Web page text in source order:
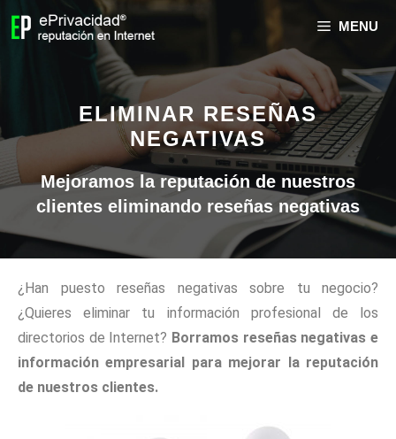
MENU
ELIMINAR RESEÑAS
NEGATIVAS
Mejoramos la reputación de nuestros
clientes eliminando reseñas negativas
¿Han puesto reseñas negativas sobre tu negocio?
¿Quieres eliminar tu información profesional de los
directorios de Internet? Borramos reseñas negativas e
información empresarial para mejorar la reputación
de nuestros clientes.